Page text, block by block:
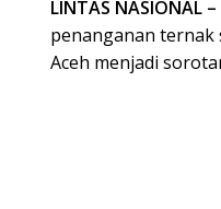
LINTAS NASIONAL –
penanganan ternak
Aceh menjadi